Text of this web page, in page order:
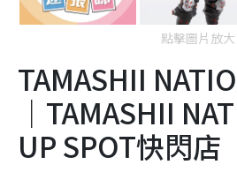
點擊圖片放大
TAMASHII
｜ TAMASHII
UP SPOT快閃店